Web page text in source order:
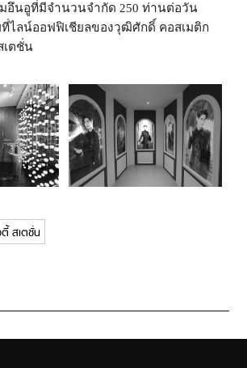
อึนอูที่มีจำนวนจำกัด 250 ท่านต่อวัน
ไลน์ออฟฟิเชียลของวุฒิศักดิ์ คอสเมติก
ตชั่น
สเตชั่น